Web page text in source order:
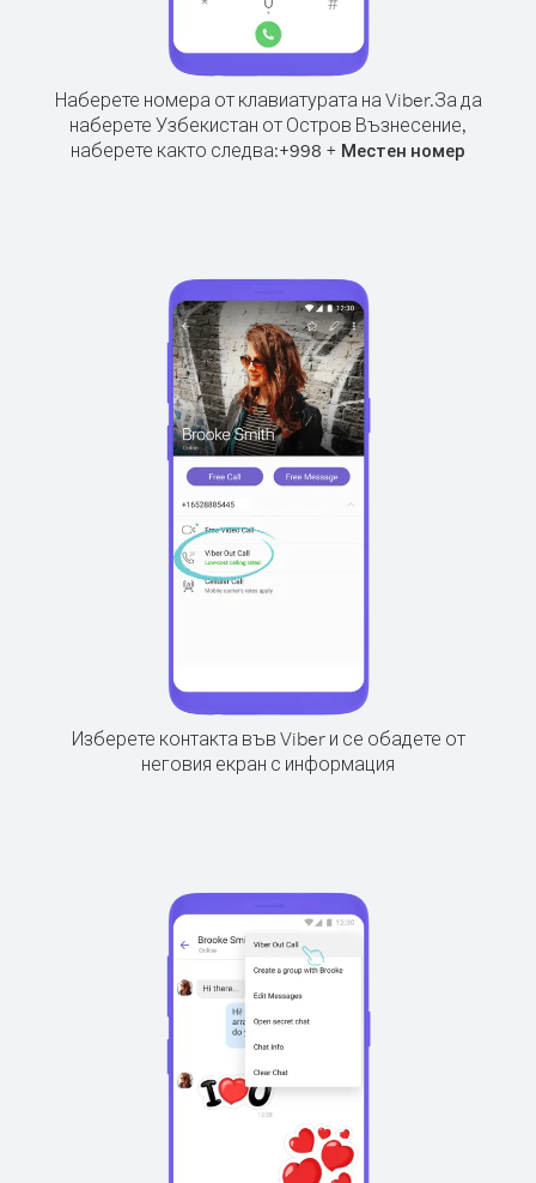
Наберете номера от клавиатурата на Viber.За да
наберете Узбекистан от Остров Възнесение,
наберете както следва:+998 + Местен номер
Изберете контакта във Viber и се обадете от
неговия екран с информация